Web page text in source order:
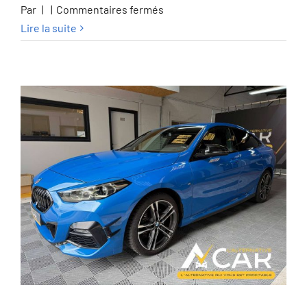
Par | | Commentaires fermés
Benz
200
GLB
200
d
Business
Line
–
GARANTIE
12M
Lire la suite